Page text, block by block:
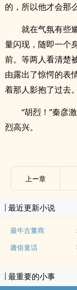
的，所以他才会那
就在气氛有些
量闪现，随即一个
前。等两人看清楚
由露出了惊愕的表
着那人影抱了过去。
“胡烈！”秦彦
烈高兴。
上ー章
最近更新小说
最牛古董商
庸俗童话
最重要的小事